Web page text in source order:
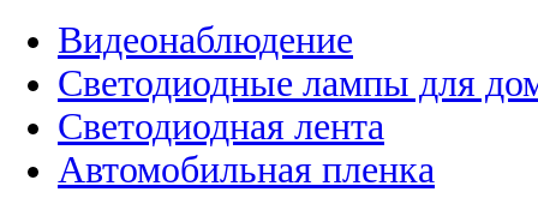
Видеонаблюдение
Светодиодные лампы для
Светодиодная лента
Автомобильная пленка